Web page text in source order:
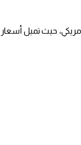
حيث تميل أسعار